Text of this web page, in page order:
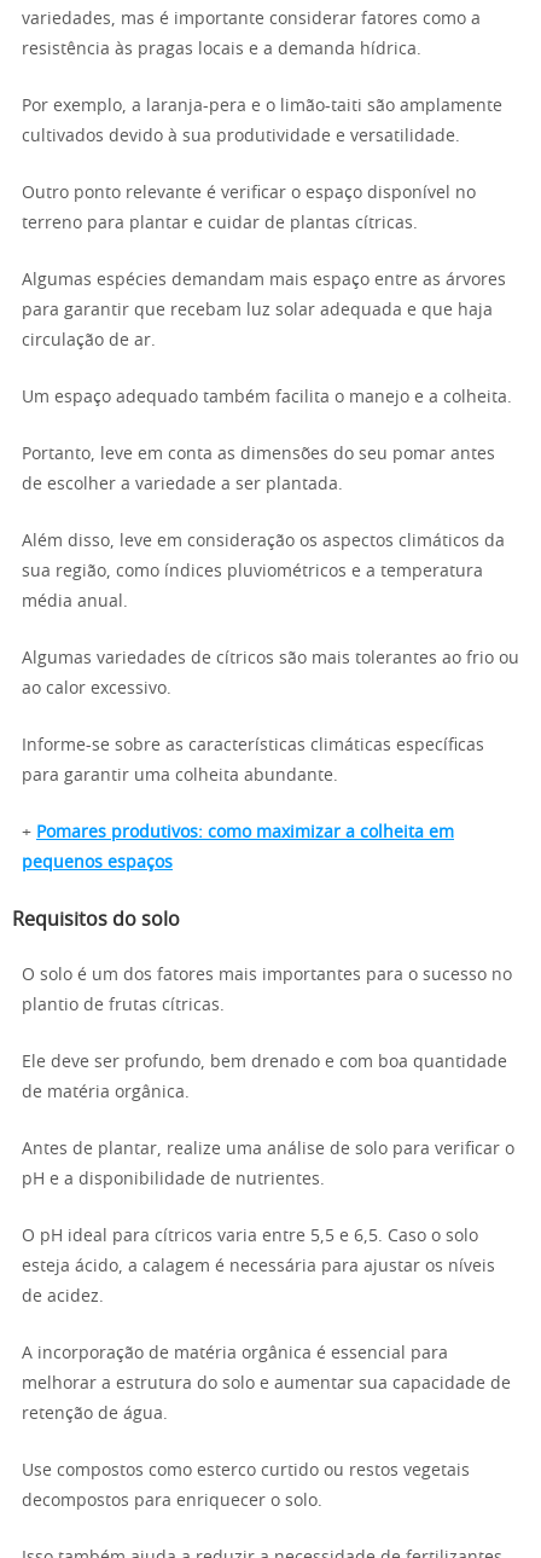
variedades, mas é importante considerar fatores como a
resistência às pragas locais e a demanda hídrica.
Por exemplo, a laranja-pera e o limão-taiti são amplamente
cultivados devido à sua produtividade e versatilidade.
Outro ponto relevante é verificar o espaço disponível no
terreno para plantar e cuidar de plantas cítricas.
Algumas espécies demandam mais espaço entre as árvores
para garantir que recebam luz solar adequada e que haja
circulação de ar.
Um espaço adequado também facilita o manejo e a colheita.
Portanto, leve em conta as dimensões do seu pomar antes
de escolher a variedade a ser plantada.
Além disso, leve em consideração os aspectos climáticos da
sua região, como índices pluviométricos e a temperatura
média anual.
Algumas variedades de cítricos são mais tolerantes ao frio ou
ao calor excessivo.
Informe-se sobre as características climáticas específicas
para garantir uma colheita abundante.
+ Pomares produtivos: como maximizar a colheita em
pequenos espaços
Requisitos do solo
O solo é um dos fatores mais importantes para o sucesso no
plantio de frutas cítricas.
Ele deve ser profundo, bem drenado e com boa quantidade
de matéria orgânica.
Antes de plantar, realize uma análise de solo para verificar o
pH e a disponibilidade de nutrientes.
O pH ideal para cítricos varia entre 5,5 e 6,5. Caso o solo
esteja ácido, a calagem é necessária para ajustar os níveis
de acidez.
A incorporação de matéria orgânica é essencial para
melhorar a estrutura do solo e aumentar sua capacidade de
retenção de água.
Use compostos como esterco curtido ou restos vegetais
decompostos para enriquecer o solo.